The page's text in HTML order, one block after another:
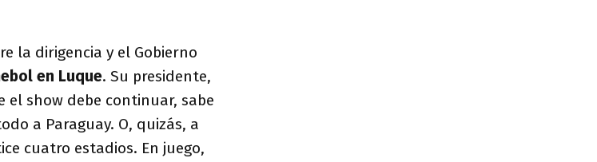
la dirigencia y el Gobierno
en Luque. Su presidente,
el show debe continuar, sabe
a Paraguay. O, quizás, a
cuatro estadios. En juego,